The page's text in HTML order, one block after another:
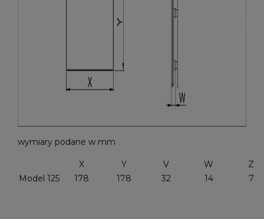
wymiary podane w mm
X Y V W
Z
Model 125
178 178 32 14 7